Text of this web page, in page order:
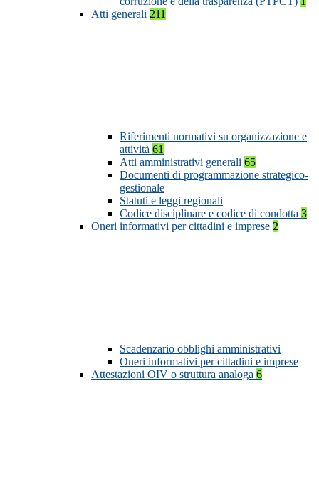
Atti generali 211
Riferimenti normativi su organizzazione e
attività 61
Atti amministrativi generali 65
Documenti di programmazione strategico-
gestionale
Statuti e leggi regionali
Codice disciplinare e codice di condotta 3
Oneri informativi per cittadini e imprese 2
Scadenzario obblighi amministrativi
Oneri informativi per cittadini e imprese
Attestazioni OIV o struttura analoga 6